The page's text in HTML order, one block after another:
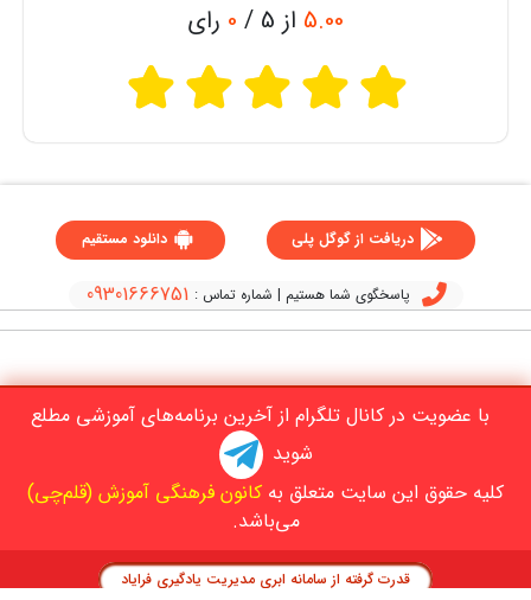
5.00 از 5 / 0 رای
دریافت از گوگل پلی دانلود مستقیم
پاسخگوی شما هستیم | شماره تماس : 09301666751
کلیه حقوق این سایت متعلق به کانون فرهنگی آموزش (قلم‌چی)
می‌باشد.
با عضویت در کانال تلگرام از آخرین برنامه‌های آموزشی مطلع
شوید
قدرت گرفته از سامانه ابری مدیریت یادگیری فرایاد